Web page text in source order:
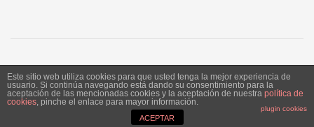
Siente Jerez 2020. Publicación bajo licencia CC
Este sitio web utiliza cookies para que usted tenga la mejor experiencia de
usuario. Si continúa navegando está dando su consentimiento para la
aceptación de las mencionadas cookies y la aceptación de nuestra política de
cookies, pinche el enlace para mayor información.
plugin cookies
ACEPTAR